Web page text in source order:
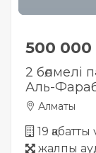
500 000
2 бөлмелі
Аль-
Алматы
19
жалпы